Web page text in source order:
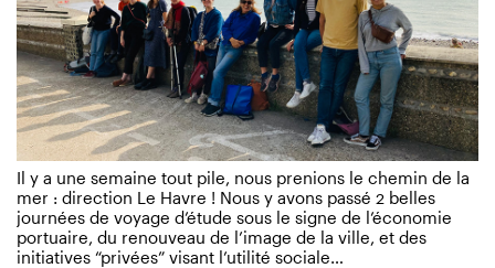
Il y a une semaine tout pile, nous prenions le chemin de la
mer : direction Le Havre ! Nous y avons passé 2 belles
journées de voyage d’étude sous le signe de l’économie
portuaire, du renouveau de l’image de la ville, et des
initiatives “privées” visant l’utilité sociale…